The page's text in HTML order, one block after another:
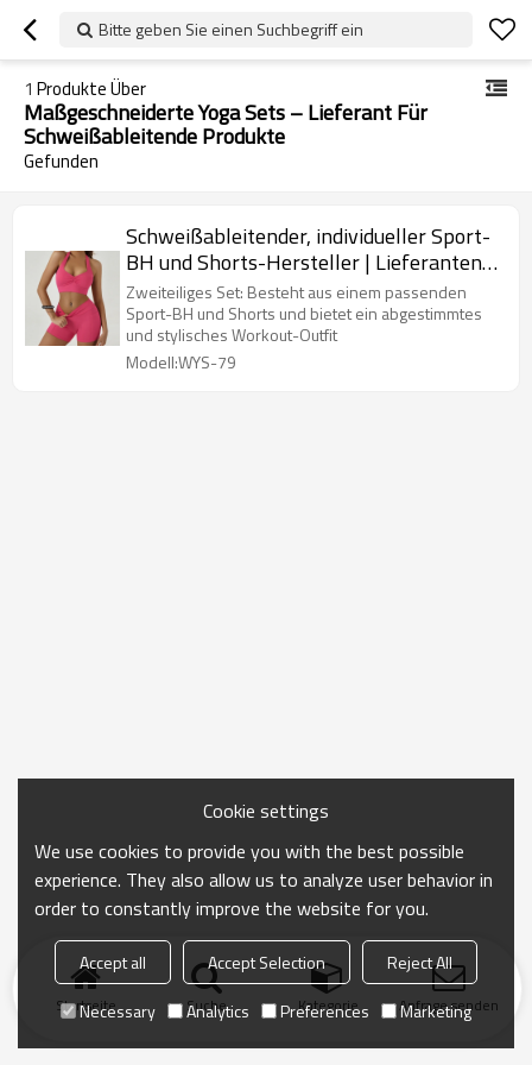
Bitte geben Sie einen Suchbegriff ein
1 Produkte Über
Maßgeschneiderte Yoga Sets – Lieferant Für
Schweißableitende Produkte
Gefunden
Schweißableitender, individueller Sport-
BH und Shorts-Hersteller | Lieferanten
von 2-teiliger Trainings- und
Fitnesskleidung
Zweiteiliges Set: Besteht aus einem passenden
Sport-BH und Shorts und bietet ein abgestimmtes
und stylisches Workout-Outfit
Modell:WYS-79
Startseite Suche Kategorie Anfrage senden
Cookie settings
We use cookies to provide you with the best possible
experience. They also allow us to analyze user behavior in
order to constantly improve the website for you.
Accept all Accept Selection
Reject All
Necessary
Analytics Preferences Marketing